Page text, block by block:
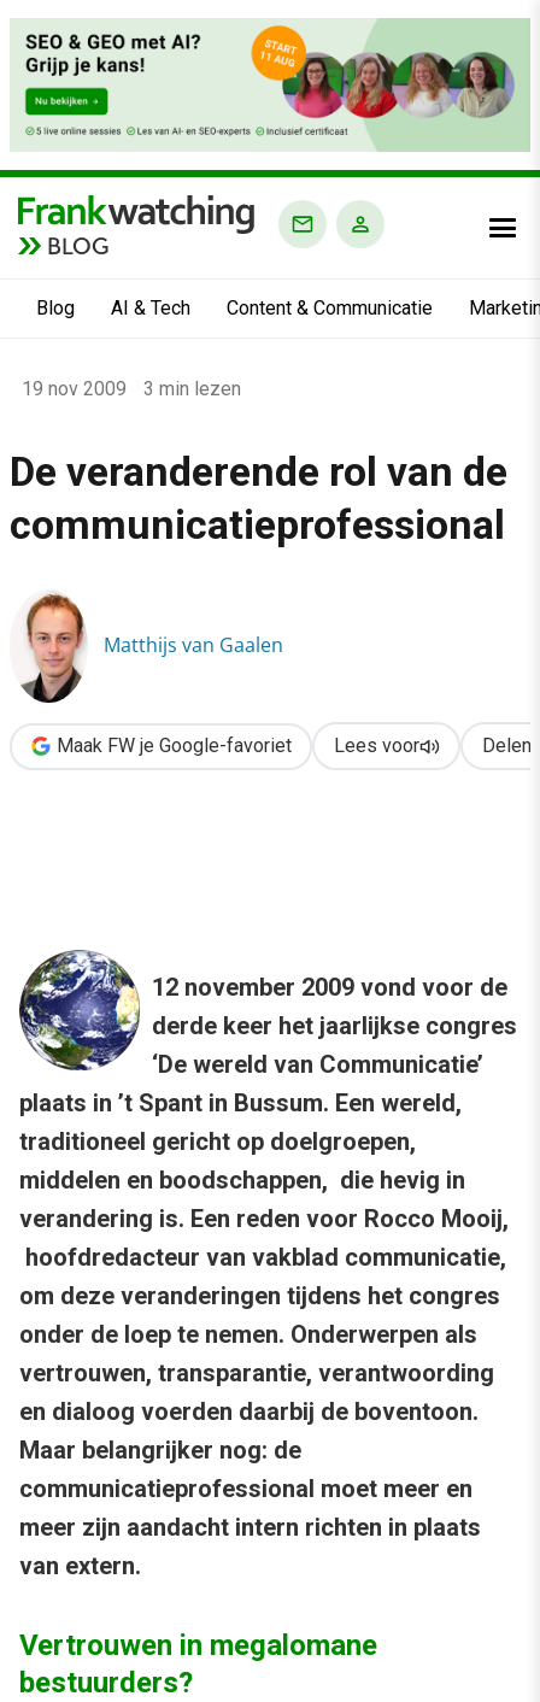
BLOG
Blog AI & Tech Content & Communicatie
›
Alle artikelen
De veranderende rol van de communicatieprofessional
19 nov 2009 3 min lezen
De veranderende rol van de
communicatieprofessional
Matthijs van Gaalen
Maak FW je Google-favoriet Lees voor Delen
12 november 2009 vond voor de
derde keer het jaarlijkse congres
‘De wereld van Communicatie’
plaats in ’t Spant in Bussum. Een wereld,
traditioneel gericht op doelgroepen,
middelen en boodschappen, die hevig in
verandering is. Een reden voor Rocco Mooij,
hoofdredacteur van vakblad communicatie,
om deze veranderingen tijdens het congres
onder de loep te nemen. Onderwerpen als
vertrouwen, transparantie, verantwoording
en dialoog voerden daarbij de boventoon.
Maar belangrijker nog: de
communicatieprofessional moet meer en
meer zijn aandacht intern richten in plaats
van extern.
Vertrouwen in megalomane
bestuurders?